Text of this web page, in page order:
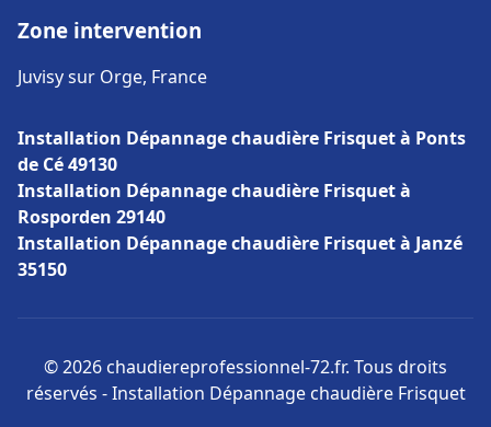
Zone intervention
Juvisy sur Orge, France
Installation Dépannage chaudière Frisquet à Ponts
de Cé 49130
Installation Dépannage chaudière Frisquet à
Rosporden 29140
Installation Dépannage chaudière Frisquet à Janzé
35150
© 2026 chaudiereprofessionnel-72.fr. Tous droits
réservés - Installation Dépannage chaudière Frisquet